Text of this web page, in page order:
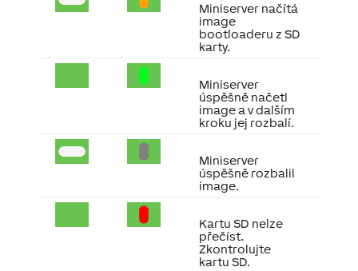
Miniserver načítá
image
bootloaderu z SD
karty.
Miniserver
úspěšně načetl
image a v dalším
kroku jej rozbalí.
Miniserver
úspěšně rozbalil
image.
Kartu SD nelze
přečíst.
Zkontrolujte
kartu SD.